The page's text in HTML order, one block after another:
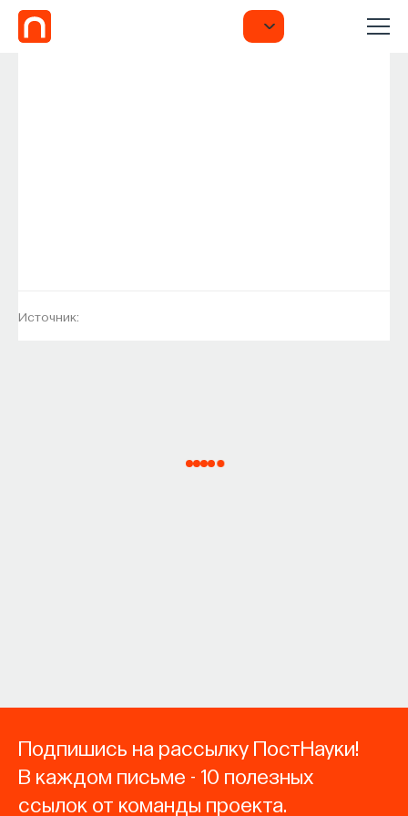
Источник:
Подпишись на рассылку ПостНауки!
В каждом письме - 10 полезных
ссылок от команды проекта.